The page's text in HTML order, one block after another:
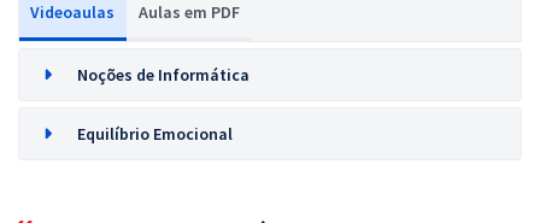
Videoaulas Aulas em PDF
Noções de Informática
Equilíbrio Emocional